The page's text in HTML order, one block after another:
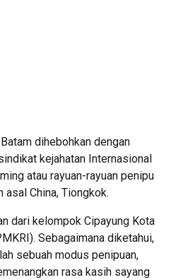
Batam dihebohkan dengan
kejahatan Internasional
atau rayuan-rayuan penipu
China, Tiongkok.
dari kelompok Cipayung Kota
Sebagaimana diketahui,
sebuah modus penipuan,
rasa kasih sayang